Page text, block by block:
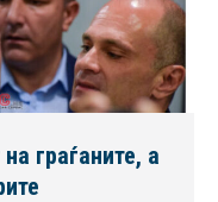
граѓаните, а